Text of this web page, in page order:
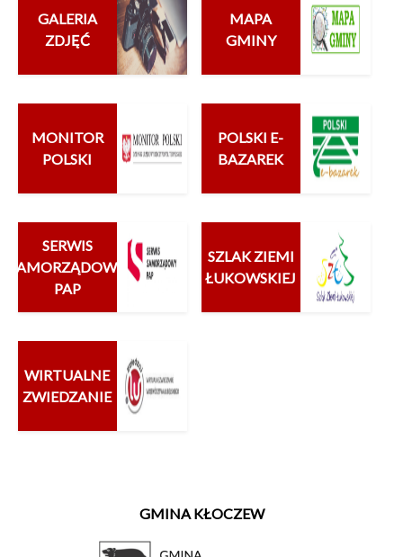
GALERIA
ZDJĘĆ
MAPA
GMINY
MONITOR
POLSKI
POLSKI E-
BAZAREK
SERWIS
SAMORZĄDOWY
PAP
SZLAK ZIEMI
ŁUKOWSKIEJ
WIRTUALNE
ZWIEDZANIE
GMINA KŁOCZEW